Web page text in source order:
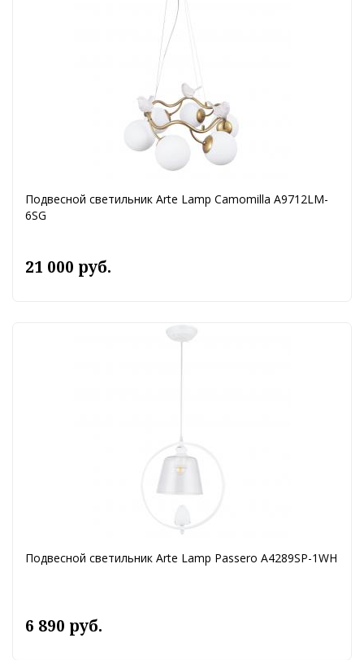
Подвесной светильник Arte Lamp Camomilla A9712LM-
6SG
21 000 руб.
Подвесной светильник Arte Lamp Passero A4289SP-1WH
6 890 руб.